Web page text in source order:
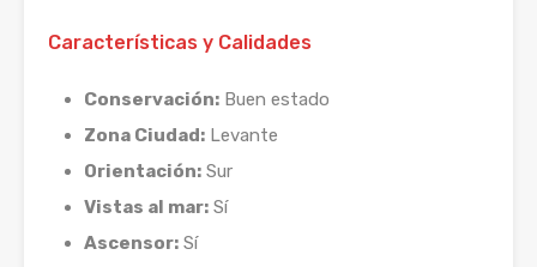
Características y Calidades
Conservación: Buen estado
Zona Ciudad: Levante
Orientación: Sur
Vistas al mar: Sí
Ascensor: Sí